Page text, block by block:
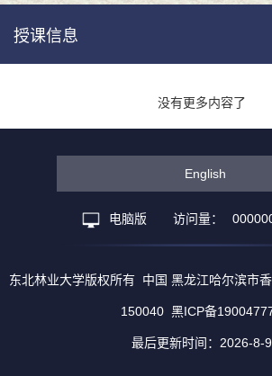
授课信息
没有更多内容了
English
电脑版 访问量：
东北林业大学版权所有 中国 黑龙江哈尔滨市
150040 黑ICP备
最后更新时间： 2026-8-9